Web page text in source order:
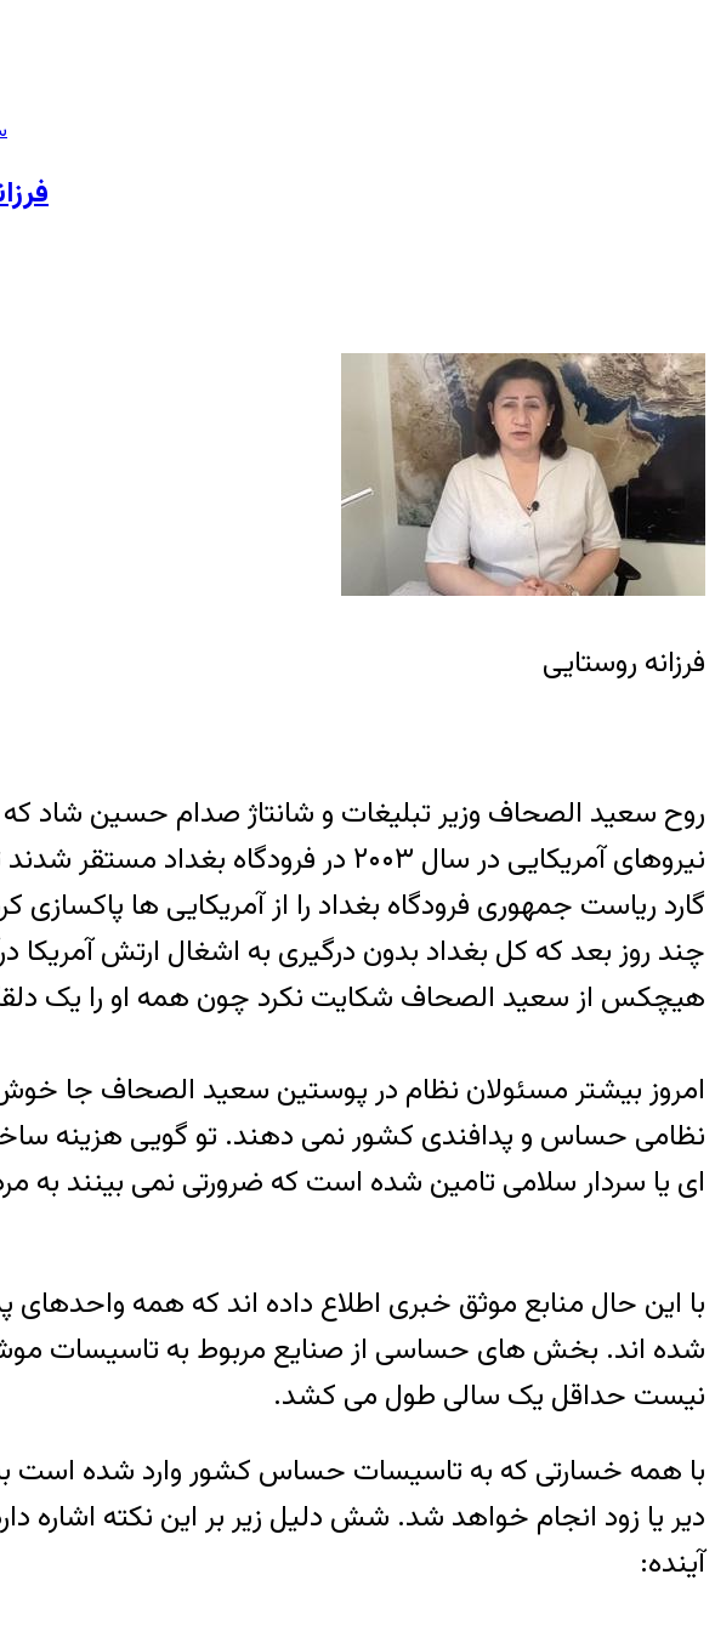
فرزانه روستایی
روح سعید الصحاف وزیر تبلیغات و شانتاژ صدام حسین شاد
نیروهای آمریکایی در سال ۲۰۰۳ در
گارد ریاست جمهوری فرودگاه بغداد را از آمریکایی ها پاکسازی
چند روز بعد که کل بغداد بدون درگیری به اشغال ارتش آمریکا
هیچکس از سعید الصحاف شکایت نکرد چون همه او را یک
امروز بیشتر مسئولان نظام در پوستین سعید الصحاف جا
نظامی حساس و پدافندی کشور نمی دهند. تو گویی هزینه
ای یا سردار سلامی تامین شده است که ضرورتی نمی بینند به
شده اند. بخش های حساسی از صنایع مربوط به تاسیسات
نیست حداقل یک سالی طول می کشد.
با همه خسارتی که به تاسیسات حساس کشور وارد شده است
دیر یا زود انجام خواهد شد. شش دلیل زیر بر این نکته
آینده: